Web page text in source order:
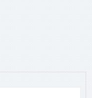
(10 000 грн * 2,9 %) =